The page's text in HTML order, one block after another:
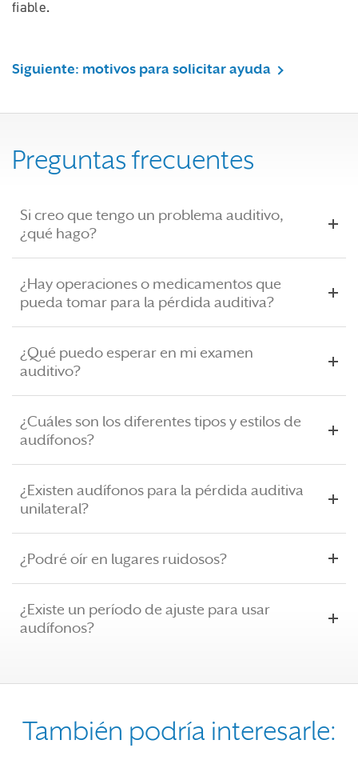
fiable.
Siguiente: motivos para solicitar ayuda
Preguntas frecuentes
Si creo que tengo un problema auditivo,
¿qué hago?
¿Hay operaciones o medicamentos que
pueda tomar para la pérdida auditiva?
¿Qué puedo esperar en mi examen
auditivo?
¿Cuáles son los diferentes tipos y estilos de
audífonos?
¿Existen audífonos para la pérdida auditiva
unilateral?
¿Podré oír en lugares ruidosos?
¿Existe un período de ajuste para usar
audífonos?
También podría interesarle: